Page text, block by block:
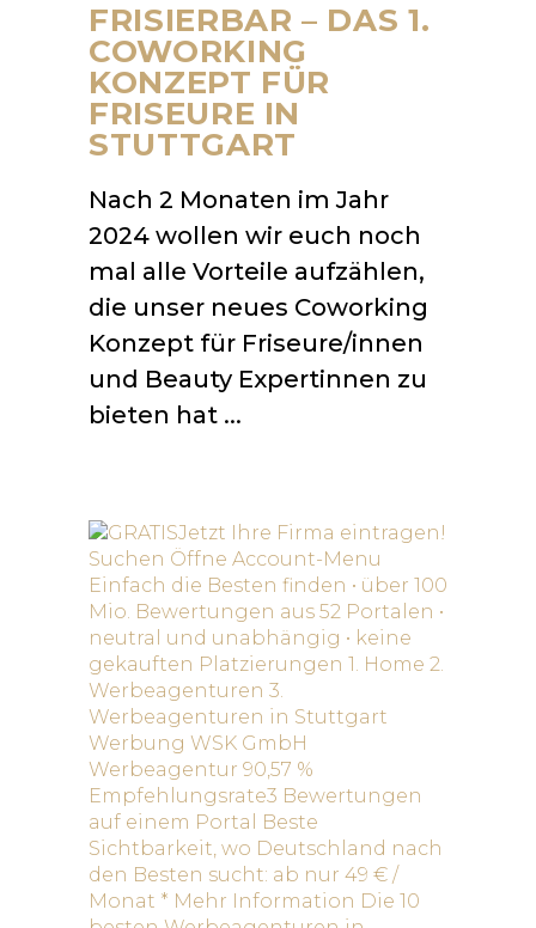
FRISIERBAR – DAS 1.
COWORKING
KONZEPT FÜR
FRISEURE IN
STUTTGART
Nach 2 Monaten im Jahr
2024 wollen wir euch noch
mal alle Vorteile aufzählen,
die unser neues Coworking
Konzept für Friseure/innen
und Beauty Expertinnen zu
bieten hat